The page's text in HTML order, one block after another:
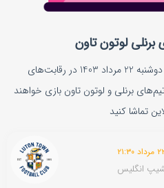
لوتون تاون
پخش زنده فوتبال برنلی لوتون تاون دوشنبه 22 مرداد 1403 در رقابت‌های
برتر انگلیس و از ساعت ۲۳:۱۵ تیم‌های برنلی و لوتون تاون بازی خواهند
تماشا کنید
انگلیس